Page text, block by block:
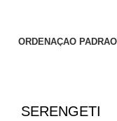
SERENGETI